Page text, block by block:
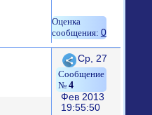
0
Поделиться
4
Ср, 27
Фев 2013
19:55:50